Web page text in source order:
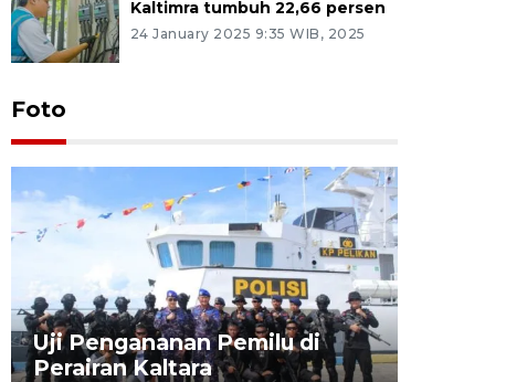
Kaltimra tumbuh 22,66 persen
24 January 2025 9:35 WIB, 2025
Foto
Uji Pengananan Pemilu di
Perairan Kaltara